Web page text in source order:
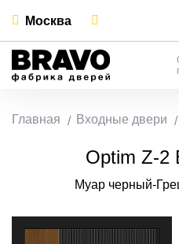
Москва
Главная Входные двери
Optim Z-2
Муар черный-